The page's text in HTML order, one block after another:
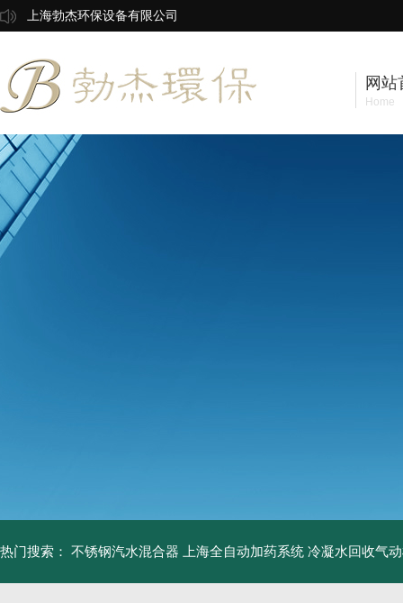
上海勃杰环保设备有限公司
网站
Home
热门搜索： 不锈钢汽水混合器 上海全自动加药系统 冷凝水回收气